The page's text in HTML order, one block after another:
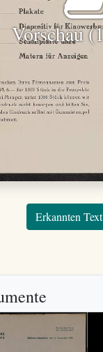
Vorschau
Erkannten